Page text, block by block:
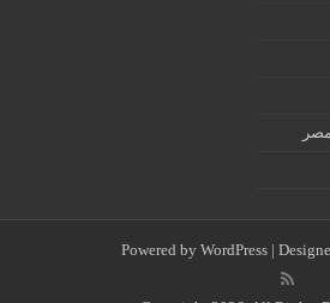
Powered by WordPress |